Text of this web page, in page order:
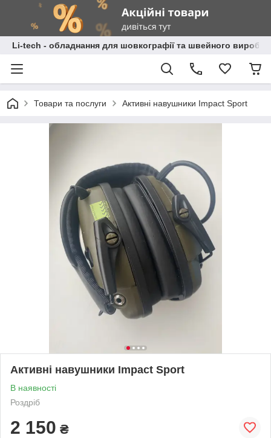
Li-tech - обладнання для шовкографії та швейного
Товари та послуги Активні навушники Impact Sport
Активні навушники Impact Sport
В наявності
Роздріб
2 150 ₴